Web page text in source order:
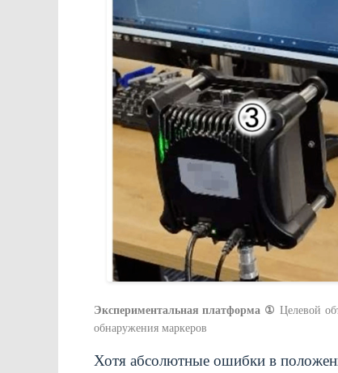
Экспериментальная платформа ① Целевой
обнаружения маркеров
Хотя абсолютные ошибки в